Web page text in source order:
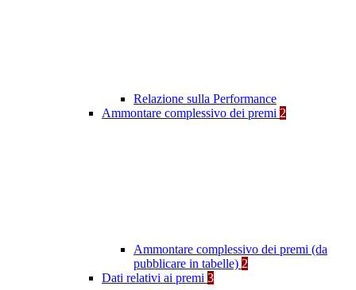
Relazione sulla Performance
Ammontare complessivo dei premi 2
Ammontare complessivo dei premi (da
pubblicare in tabelle) 2
Dati relativi ai premi 3